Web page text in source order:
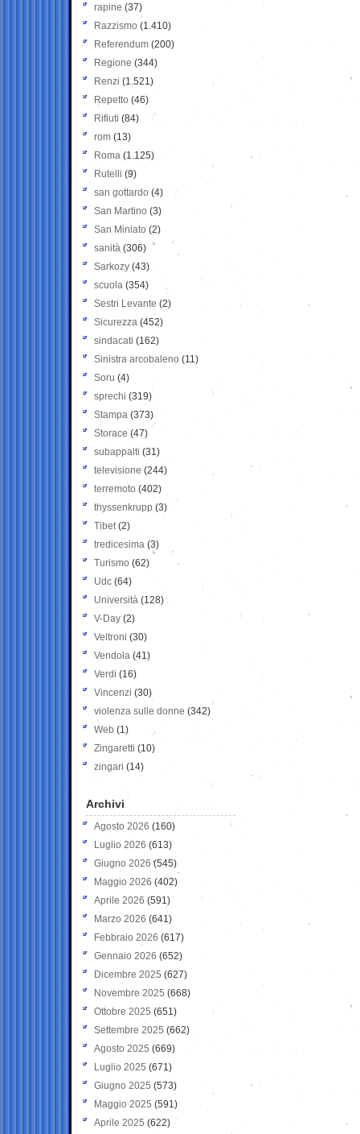
rapine (37)
Razzismo (1.410)
Referendum (200)
Regione (344)
Renzi (1.521)
Repetto (46)
Rifiuti (84)
rom (13)
Roma (1.125)
Rutelli (9)
san gottardo (4)
San Martino (3)
San Miniato (2)
sanità (306)
Sarkozy (43)
scuola (354)
Sestri Levante (2)
Sicurezza (452)
sindacati (162)
Sinistra arcobaleno (11)
Soru (4)
sprechi (319)
Stampa (373)
Storace (47)
subappalti (31)
televisione(244)
terremoto (402)
thyssenkrupp (3)
Tibet(2)
tredicesima (3)
Turismo (62)
Udc (64)
Università (128)
V-Day (2)
Veltroni (30)
Vendola (41)
Verdi (16)
Vincenzi (30)
violenza sulle donne (342)
Web (1)
Zingaretti (10)
zingari (14)
Archivi
Agosto 2026 (160)
Luglio 2026 (613)
Giugno 2026 (545)
Maggio 2026 (402)
Aprile 2026 (591)
Marzo 2026 (641)
Febbraio 2026 (617)
Gennaio 2026 (652)
Dicembre 2025 (627)
Novembre 2025 (668)
Ottobre 2025 (651)
Settembre 2025 (662)
Agosto 2025 (669)
Luglio 2025 (671)
Giugno 2025 (573)
Maggio 2025 (591)
Aprile 2025 (622)